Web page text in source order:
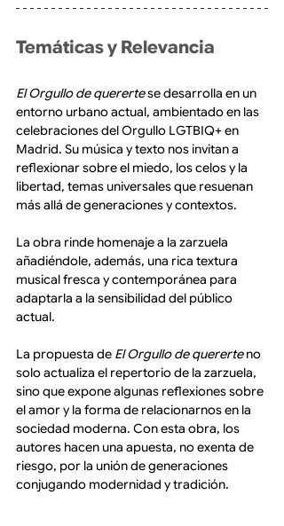
Temáticas y Relevancia
El Orgullo de quererte se desarrolla en un
entorno urbano actual, ambientado en las
celebraciones del Orgullo LGTBIQ+ en
Madrid. Su música y texto nos invitan a
reflexionar sobre el miedo, los celos y la
libertad, temas universales que resuenan
más allá de generaciones y contextos.
La obra rinde homenaje a la zarzuela
añadiéndole, además, una rica textura
musical fresca y contemporánea para
adaptarla a la sensibilidad del público
actual.
La propuesta de El Orgullo de quererte no
solo actualiza el repertorio de la zarzuela,
sino que expone algunas reflexiones sobre
el amor y la forma de relacionarnos en la
sociedad moderna. Con esta obra, los
autores hacen una apuesta, no exenta de
riesgo, por la unión de generaciones
conjugando modernidad y tradición.